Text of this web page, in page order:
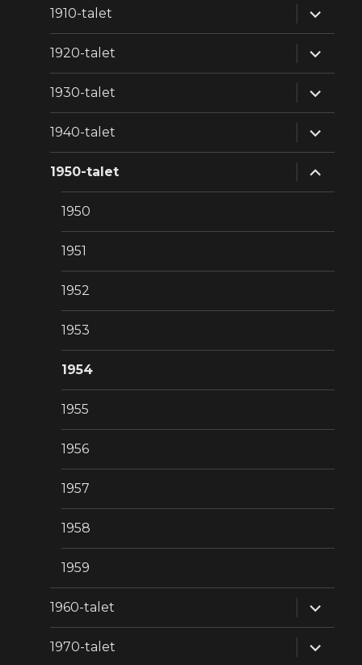
1910-talet
1920-talet
1930-talet
1940-talet
1950-talet
1950
1951
1952
1953
1954
1955
1956
1957
1958
1959
1960-talet
1970-talet